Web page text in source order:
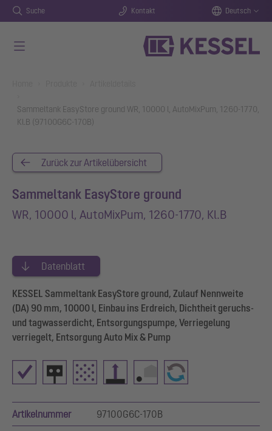
Suche Kontakt Deutsch
Sammeltank EasyStore ground WR, 10000 l, AutoMixPum, 1260-1770,
Kl.B (97100G6C-170B)
Zurück zur Artikelübersicht
Sammeltank EasyStore ground
WR, 10000 l, AutoMixPum, 1260-1770, Kl.B
Datenblatt
KESSEL Sammeltank EasyStore ground, Zulauf Nennweite
(DA) 90 mm, 10000 l, Einbau ins Erdreich, Dichtheit geruchs-
und tagwasserdicht, Entsorgungspumpe, Verriegelung
verriegelt, Entsorgung Auto Mix & Pump
Artikelnummer 97100G6C-170B